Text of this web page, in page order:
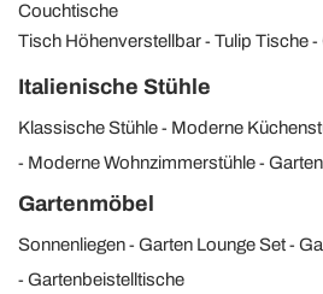
Couchtische
Tisch Höhenverstellbar
Tulip Tische
Italienische Stühle
Klassische Stühle
Moderne
Moderne Wohnzimmerstühle
Gartenmöbel
Sonnenliegen Garten Lounge Set
Gartenbeistelltische